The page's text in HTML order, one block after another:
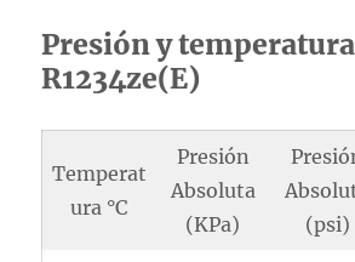
Presión y
R1234ze(E)
Temperat
ura °C
Presión
Absoluta
(KPa)
(psi)